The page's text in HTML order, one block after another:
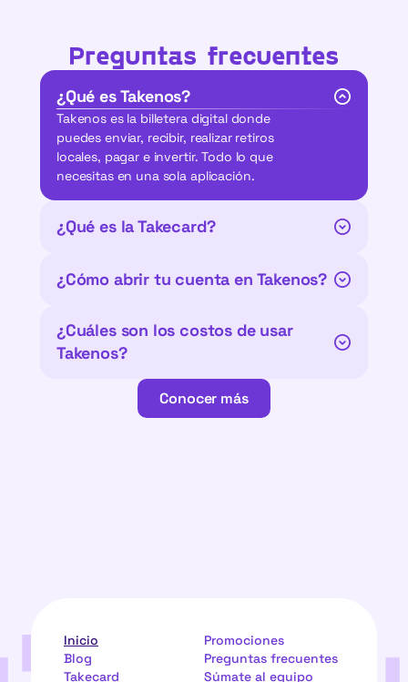
Preguntas frecuentes
¿Qué es Takenos?
Takenos es la billetera digital donde
puedes enviar, recibir, realizar retiros
locales, pagar e invertir. Todo lo que
necesitas en una sola aplicación.
¿Qué es la Takecard?
¿Cómo abrir tu cuenta en Takenos?
¿Cuáles son los costos de usar
Takenos?
Conocer más
Inicio
Blog
Takecard
Promociones
Preguntas frecuentes
Súmate al equipo